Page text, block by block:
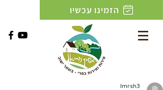
הזמינו עכשיו
lmrsh3